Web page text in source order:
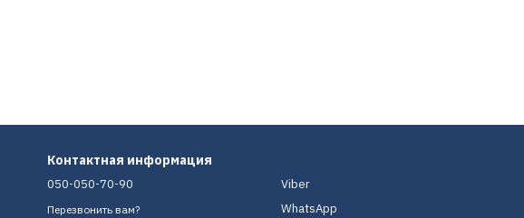
Контактная информация
050-050-70-90
Перезвонить вам?
Viber
WhatsApp